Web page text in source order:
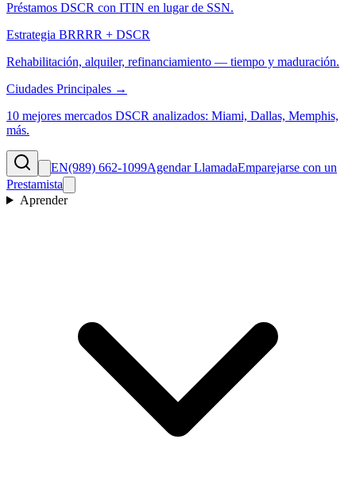
Préstamos DSCR con ITIN en lugar de SSN.
Estrategia BRRRR + DSCR
Rehabilitación, alquiler, refinanciamiento — tiempo y maduración.
Ciudades Principales →
10 mejores mercados DSCR analizados: Miami, Dallas, Memphis,
más.
EN(989) 662-1099Agendar LlamadaEmparejarse con un
Prestamista
Aprender